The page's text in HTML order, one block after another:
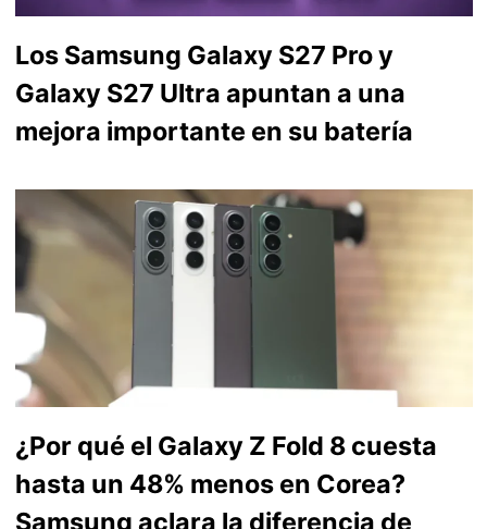
Los Samsung Galaxy S27 Pro y
Galaxy S27 Ultra apuntan a una
mejora importante en su batería
¿Por qué el Galaxy Z Fold 8 cuesta
hasta un 48% menos en Corea?
Samsung aclara la diferencia de